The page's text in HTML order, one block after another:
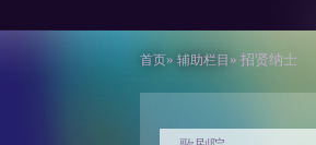
首页» 辅助栏目 » 招贤纳士